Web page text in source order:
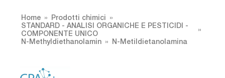
Home
Prodotti chimici
STANDARD - ANALISI ORGANICHE E PESTICIDI -
COMPONENTE UNICO
N-Methyldiethanolamin
N-Metildietanolamina